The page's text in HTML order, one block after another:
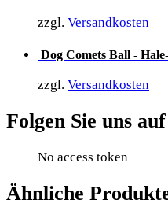
zzgl. Versandkosten
Dog Comets Ball -
zzgl. Versandkosten
Folgen Sie uns
No access token
Ähnliche